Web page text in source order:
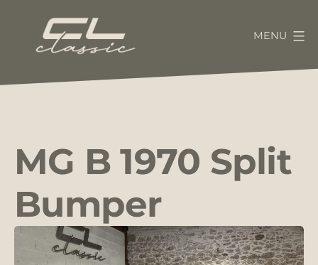
contenu
Classic
MENU
MG B 1970 Split
Bumper